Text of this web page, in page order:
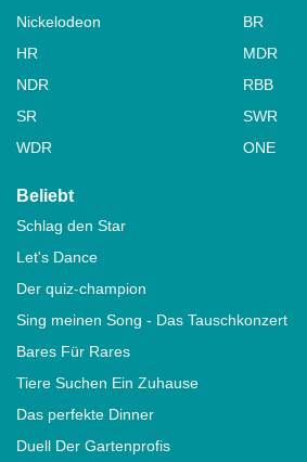
Nickelodeon
BR
HR
MDR
NDR
RBB
SR
SWR
WDR
ONE
Beliebt
Schlag den Star
Let's Dance
Der quiz-champion
Sing meinen Song - Das Tauschkonzert
Bares Für Rares
Tiere Suchen Ein Zuhause
Das perfekte Dinner
Duell Der Gartenprofis